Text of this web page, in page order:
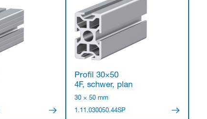
Profil 30×50
4F, schwer, plan
30 × 50 mm
1.11.030050.44SP